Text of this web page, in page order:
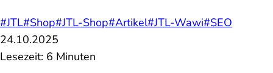
#JTL#Shop#JTL-Shop#Artikel#JTL-Wawi#SEO
24.10.2025
Lesezeit: 6 Minuten